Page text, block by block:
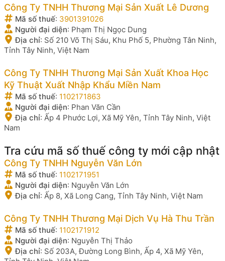
Công Ty TNHH Thương Mại Sản Xuất Lê Dương
Mã số thuế: 3901391026
Người đại diện: Phạm Thị Ngọc Dung
Địa chỉ: Số 210 Võ Thị Sáu, Khu Phố 5, Phường Tân Ninh,
Tỉnh Tây Ninh, Việt Nam
Công Ty TNHH Thương Mại Sản Xuất Khoa Học
Kỹ Thuật Xuất Nhập Khẩu Miền Nam
Mã số thuế: 1102171863
Người đại diện: Phan Văn Cần
Địa chỉ: Ấp 4 Phước Lợi, Xã Mỹ Yên, Tỉnh Tây Ninh, Việt
Nam
Tra cứu mã số thuế công ty mới cập nhật
Công Ty TNHH Nguyễn Văn Lớn
Mã số thuế: 1102171951
Người đại diện: Nguyễn Văn Lớn
Địa chỉ: Ấp 8, Xã Long Cang, Tỉnh Tây Ninh, Việt Nam
Công Ty TNHH Thương Mại Dịch Vụ Hà Thu Trần
Mã số thuế: 1102171912
Người đại diện: Nguyễn Thị Thảo
Địa chỉ: Số 203A, Đường Long Bình, Ấp 4, Xã Mỹ Yên,